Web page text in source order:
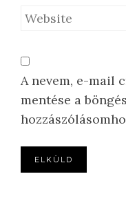
A nevem, e-mail
mentése a